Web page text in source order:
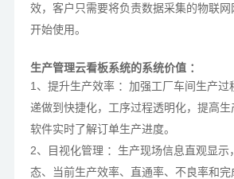
效，客户只需要将负责数据采集的物联
开始使用。
生产管理云看板系统的系统价值 ：
1、提升生产效率 ：加强工厂车间生产过
递做到快捷化，工序过程透明化，提高
软件实时了解订单生产进度。
2、目视化管理 ：生产现场信息直观显示
态、当前生产效率、直通率、不良率和